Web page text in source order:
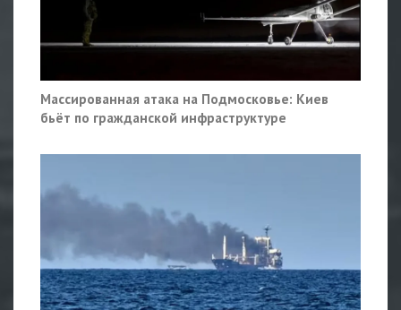
Массированная атака на Подмосковье: Киев
бьёт по гражданской инфраструктуре